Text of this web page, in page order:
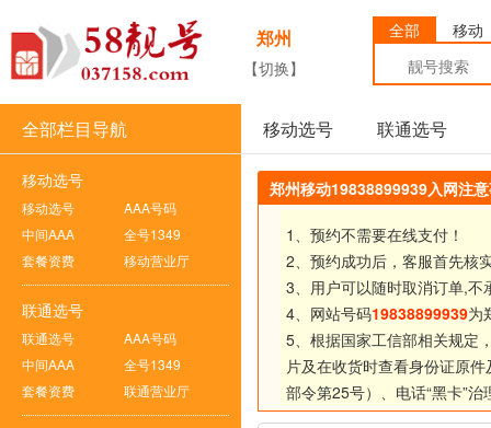
郑州
【切换】
全部 移动
全部栏目导航 移动选号 联通选号
移动选号
移动选号
AAA号码
中间AAA
全号1349
套餐资费
移动营业厅
联通选号
联通选号
AAA号码
中间AAA
全号1349
套餐资费
联通营业厅
郑州移动19838899939入网注
1、预约不需要在线支付！
2、预约成功后，客服首先核
3、用户可以随时取消订单,不
4、网站号码19838899939为
5、根据国家工信部相关规定
片及在收货时查看身份证原
部令第25号）、 电话“黑卡”